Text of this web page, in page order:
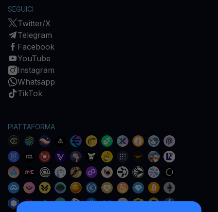
SEGUICI
Twitter/X
Telegram
Facebook
YouTube
Instagram
Whatsapp
TikTok
PIATTAFORMA